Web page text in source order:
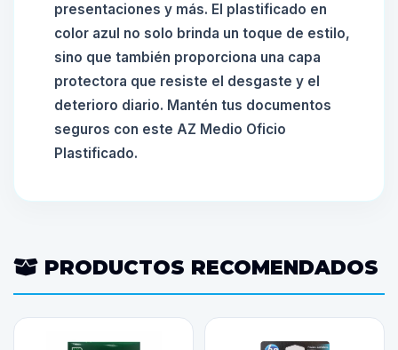
presentaciones y más. El plastificado en
color azul no solo brinda un toque de estilo,
sino que también proporciona una capa
protectora que resiste el desgaste y el
deterioro diario. Mantén tus documentos
seguros con este AZ Medio Oficio
Plastificado.
PRODUCTOS RECOMENDADOS